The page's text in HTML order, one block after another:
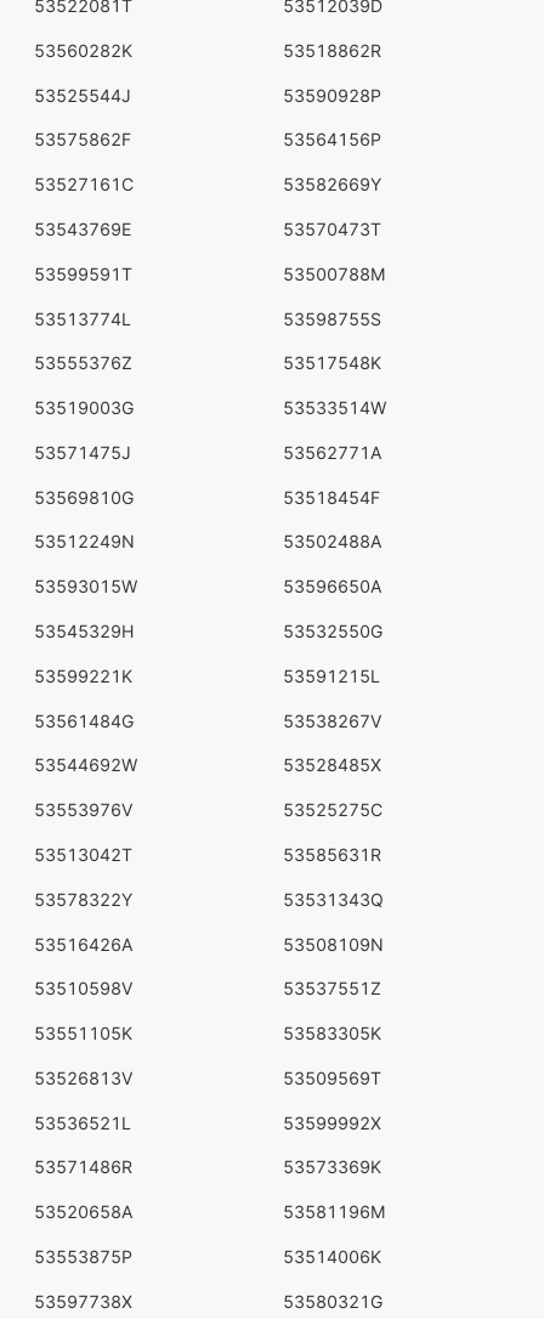
53522081T 53512039D
53560282K 53518862R
53525544J 53590928P
53575862F 53564156P
53527161C 53582669Y
53543769E 53570473T
53599591T 53500788M
53513774L 53598755S
53555376Z 53517548K
53519003G 53533514W
53571475J 53562771A
53569810G 53518454F
53512249N 53502488A
53593015W 53596650A
53545329H 53532550G
53599221K 53591215L
53561484G 53538267V
53544692W 53528485X
53553976V 53525275C
53513042T 53585631R
53578322Y 53531343Q
53516426A 53508109N
53510598V 53537551Z
53551105K 53583305K
53526813V 53509569T
53536521L 53599992X
53571486R 53573369K
53520658A 53581196M
53553875P 53514006K
53597738X 53580321G